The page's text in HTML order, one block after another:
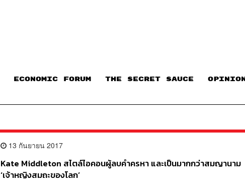
ECONOMIC FORUM THE SECRET SAUCE​ OPINION
13 กันยายน 2017
Kate Middleton สไตล์ไอคอนผู้ลบคำครหา และเป็นมากกว่าสมญานาม
‘เจ้าหญิงสมถะของโลก’